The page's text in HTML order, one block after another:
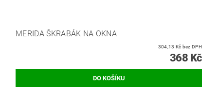
MERIDA ŠKRABÁK NA OKNA
304,13 Kč bez DPH
368 Kč